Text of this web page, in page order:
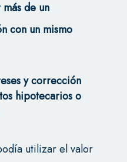
de un
con un mismo
y corrección
hipotecarios o
utilizar el valor